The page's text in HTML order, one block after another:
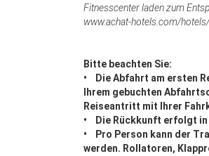
Fitnesscenter laden zum
www.achat-hotels.com/
Bitte beachten Sie:
• Die Abfahrt am ersten
Ihrem gebuchten
Reiseantritt mit Ihrer
• Die Rückkunft erfolgt in
• Pro Person kann der
werden. Rollatoren,